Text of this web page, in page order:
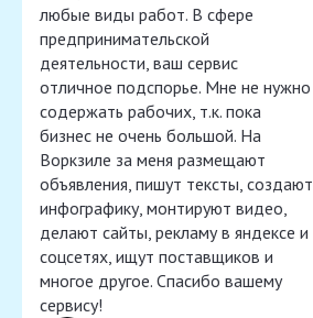
любые виды работ. В сфере
предпринимательской
деятельности, ваш сервис
отличное подспорье. Мне не нужно
содержать рабочих, т.к. пока
бизнес не очень большой. На
Воркзиле за меня размещают
объявления, пишут тексты, создают
инфографику, монтируют видео,
делают сайты, рекламу в яндексе и
соцсетях, ищут поставщиков и
многое другое. Спасибо вашему
сервису!